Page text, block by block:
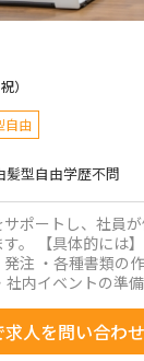
）
自由
髪型自由学歴不問
ポートし、社員
。 【具体的には
注 ・各種書類の
内イベントの準
人を問い合わ